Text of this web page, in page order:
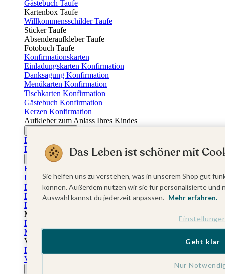
Gästebuch Taufe
Kartenbox Taufe
Willkommensschilder Taufe
Sticker Taufe
Absenderaufkleber Taufe
Fotobuch Taufe
Konfirmationskarten
Einladungskarten Konfirmation
Danksagung Konfirmation
Menükarten Konfirmation
Tischkarten Konfirmation
Gästebuch Konfirmation
Kerzen Konfirmation
Aufkleber zum Anlass Ihres Kindes
Einladungskarten Firmung
Dankeskarten Firmung
Jugendweihekarten
Einladungskarten Jugendweihe
Dankeskarten Jugendweihe
Einschulungskarten
Einladungskarten Einschulung
Danksagung Einschulung
Muttertag
Fotogeschenke Muttertag
Muttertagskarten
Vatertag
Fotogeschenke Vatertag
Vatertagskarten
Das Leben ist schöner mit
Sie helfen uns zu verstehen, was in unserem Shop gut
können. Außerdem nutzen wir sie für personalisierte
Auswahl kannst du jederzeit anpassen. Mehr erfahren.
Nur
Geht klar